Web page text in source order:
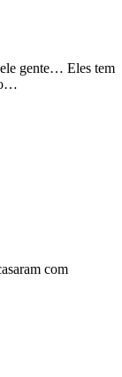
gente… Eles tem
com